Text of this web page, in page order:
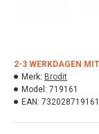
2-3 WERKDAGEN
Merk: Brodit
Model: 719161
EAN: